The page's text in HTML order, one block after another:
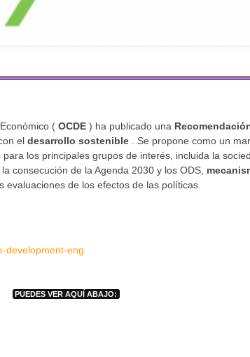
( OCDE ) ha publicado una
el desarrollo sostenible . Se propone como un
los principales grupos de interés, incluida la
la consecución de la Agenda 2030 y los ODS,
evaluaciones de los efectos de las políticas.
development-eng
PUEDES VER AQUÍ ABAJO: